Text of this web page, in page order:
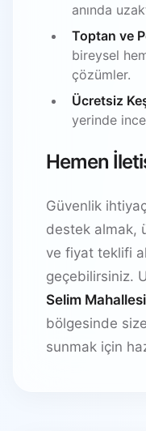
anında
Toptan ve
bireysel
çözümler.
Ücretsiz
yerinde
Hemen
Güvenlik
destek almak,
ve fiyat teklifi
geçebilirsiniz.
Selim
bölgesinde
sunmak için